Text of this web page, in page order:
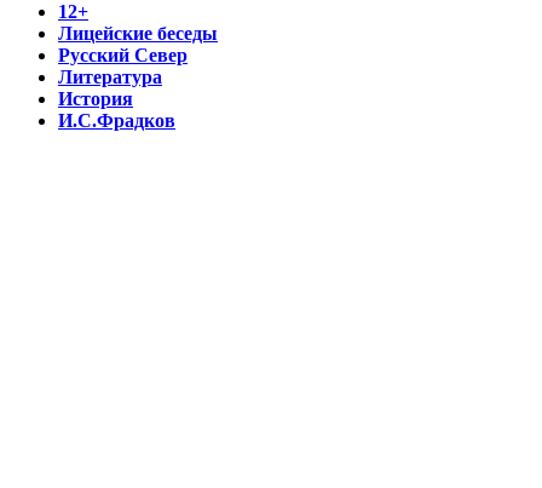
12+
Лицейские беседы
Русский Север
Литература
История
И.С.Фрадков